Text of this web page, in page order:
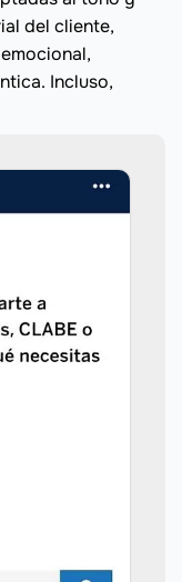
del cliente,
Incluso,